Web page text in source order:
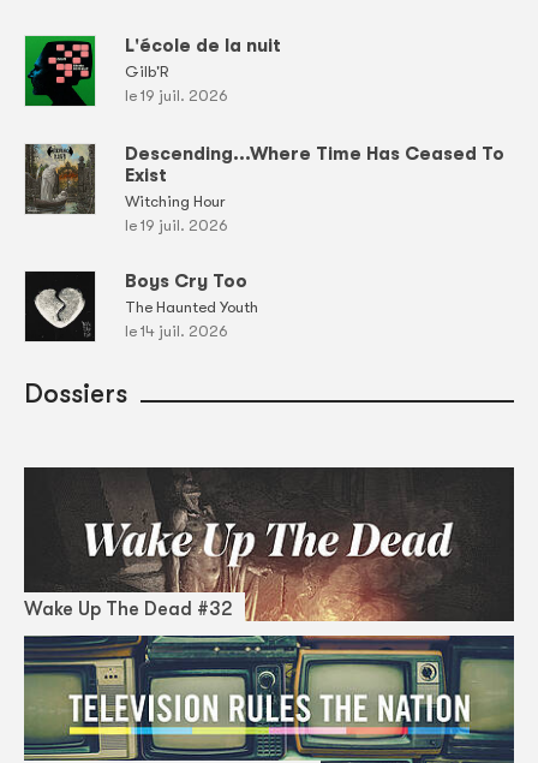
L'école de la nuit
Gilb'R
le 19 juil. 2026
Descending...Where Time Has Ceased To
Exist
Witching Hour
le 19 juil. 2026
Boys Cry Too
The Haunted Youth
le 14 juil. 2026
Dossiers
Wake Up The Dead #32